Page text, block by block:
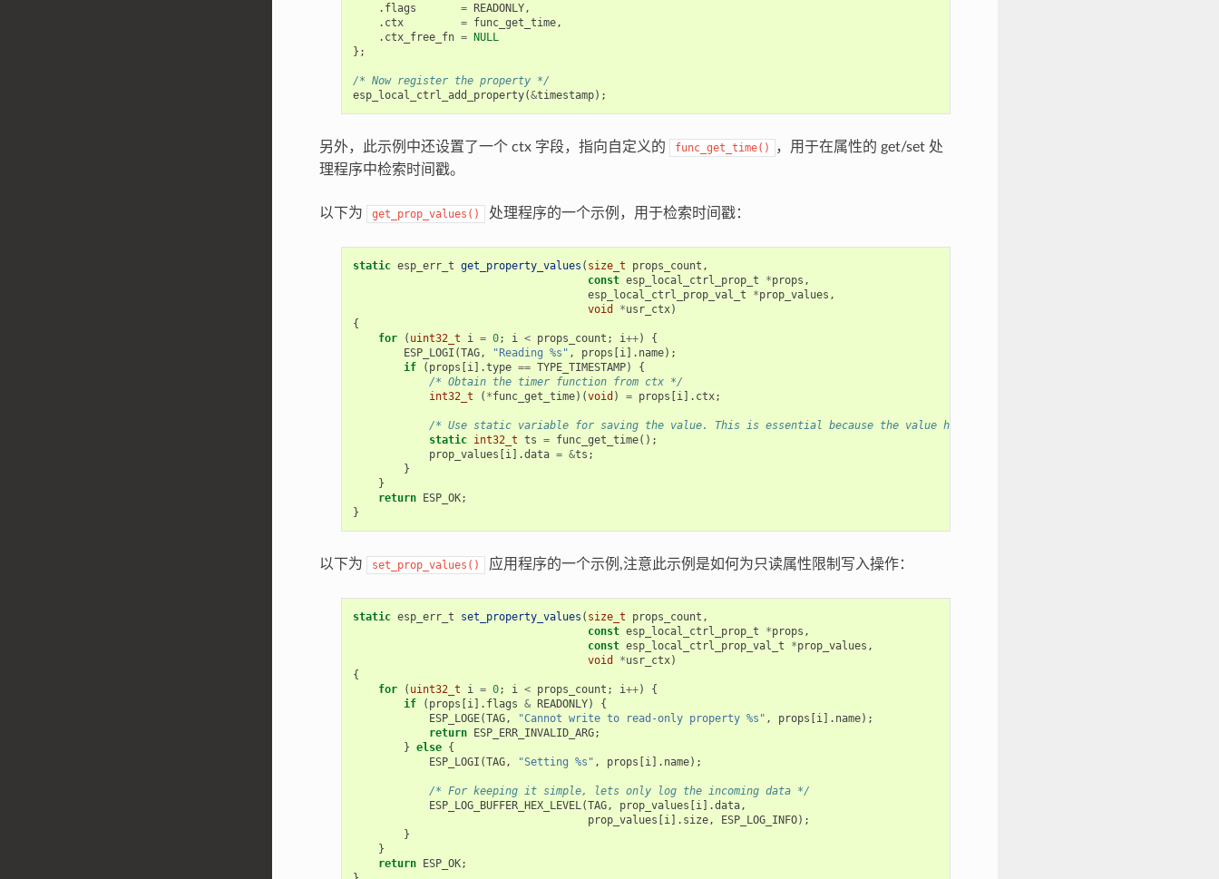
. flags = READONLY,
. ctx = func_get_time,
. ctx_free_fn = NULL
};
/* Now register the property */
esp_local_ctrl_add_property(&timestamp);
另外，此示例中还设置了一个 ctx 字段，指向自定义的 func_get_time()
，用于在属性的 get/set 处
理程序中检索时间戳。
以下为 get_prop_values() 处理程序的一个示例，用于检索时间戳：
static esp_err_t get_property_values ( size_t props_count ,
const esp_local_ctrl_prop_t *props ,
esp_local_ctrl_prop_val_t
*prop_values ,
void
*usr_ctx)
{
for
( uint32_t i = 0; i < props_count ; i++)
{
ESP_LOGI (TAG, "Reading %s" , props [i]. name);
if
( props [i].type == TYPE_TIMESTAMP)
{
/* Obtain the timer function from ctx */
int32_t
( *func_get_time)(void ) = props [i]. ctx;
/* Use static variable for saving the value. This is essential because the value has to be valid even after this function
static int32_t ts = func_get_time();
prop_values [i].data = &ts ;
}
}
return ESP_OK;
}
以下为 set_prop_values() 应用程序的一个示例,注意此示例是如何为只读属性限制写入操作：
static esp_err_t set_property_values ( size_t props_count ,
const esp_local_ctrl_prop_t *props ,
const esp_local_ctrl_prop_val_t *prop_values ,
void
*usr_ctx)
{
for
( uint32_t i = 0; i < props_count ; i++)
{
if
( props [i]. flags & READONLY)
{
ESP_LOGE(TAG, "Cannot write to read-only property %s" , props [i]. name);
return ESP_ERR_INVALID_ARG;
} else {
ESP_LOGI (TAG, "Setting %s" , props [i]. name);
/* For keeping it simple, lets only log the incoming data */
ESP_LOG_BUFFER_HEX_LEVEL(TAG, prop_values [i].data,
prop_values [i]. size, ESP_LOG_INFO);
}
}
return ESP_OK;